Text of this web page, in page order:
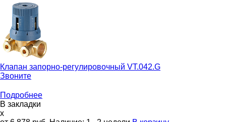
Клапан запорно-регулировочный VT.042.G
Звоните
Подробнее
В закладки
x